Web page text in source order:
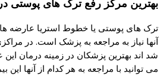
بهترین مرکز رفع ترک های پوستی
ترک های پوستی یا خطوط استریا عارضه
آنها نیاز به مراجعه به پزشک است. در
شد اند بهترین پزشکان در زمینه درمان
می توانید با مراجعه به هر کدام از آنها